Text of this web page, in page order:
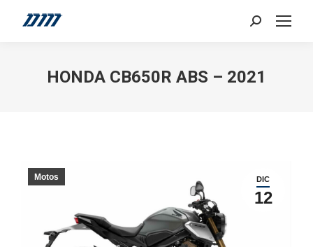
Search:
HONDA CB650R ABS – 2021
DIC
12
Motos